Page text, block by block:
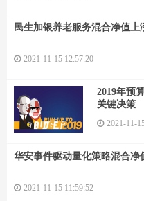
民生加银养老服务混合净值上
2021-11-15 12:57:20
2019年预
关键决策
2021-11-
华安事件驱动量化策略混合净
2021-11-15 11:59:52